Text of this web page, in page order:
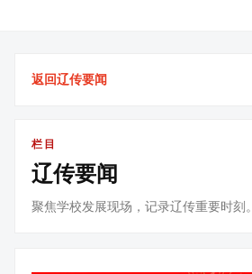
返回辽传要闻
栏目
辽传要闻
聚焦学校发展现场，记录辽传重要时刻。